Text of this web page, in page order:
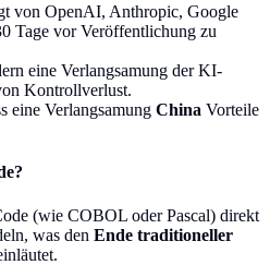
von OpenAI, Anthropic, Google
Tage vor Veröffentlichung zu
eine Verlangsamung der KI-
Kontrollverlust.
eine Verlangsamung China Vorteile
(wie COBOL oder Pascal) direkt
was den Ende traditioneller